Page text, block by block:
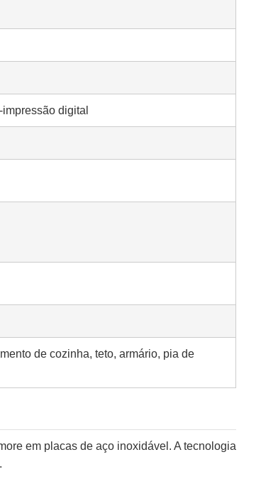
digital
de cozinha, teto, armário, pia de
em placas de aço inoxidável. A tecnologia